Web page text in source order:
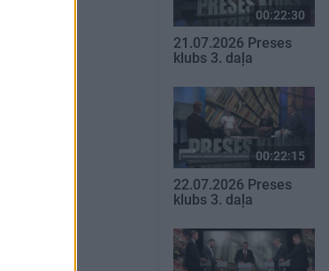
00:22:30
21.07.2026 Preses
klubs 3. daļa
00:22:15
22.07.2026 Preses
klubs 3. daļa